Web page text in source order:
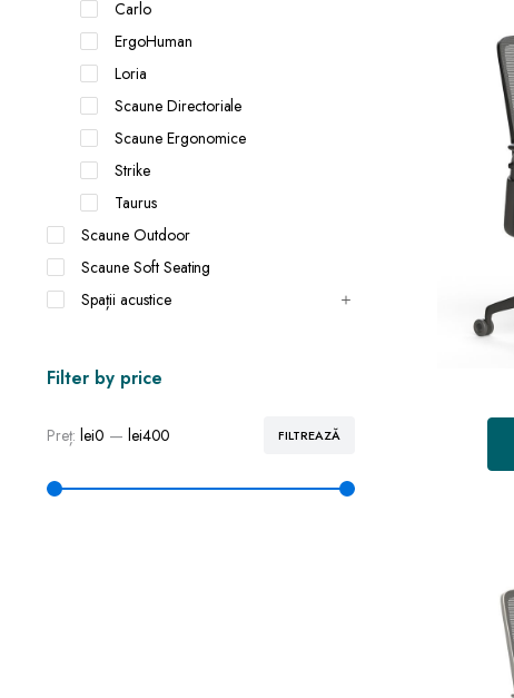
Carlo
ErgoHuman
Loria
Scaune Directoriale
Scaune Ergonomice
Strike
Taurus
Scaune Outdoor
Scaune Soft Seating
Spații acustice
Filter by price
FILTREAZĂ
Preț: lei0 — lei400